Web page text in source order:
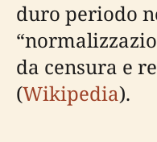
duro periodo
da censura e
(Wikipedia).